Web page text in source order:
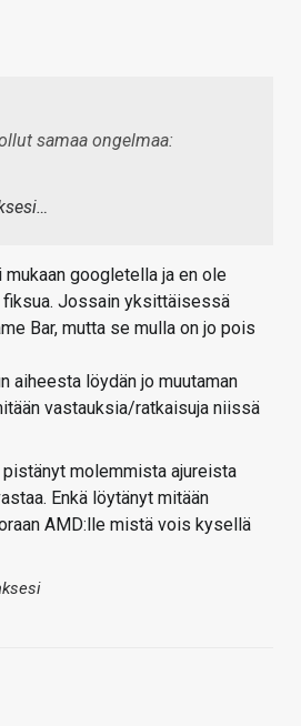
samaa ongelmaa:
mukaan googletella ja en ole
fiksua. Jossain yksittäisessä
Bar, mutta se mulla on jo pois
aiheesta löydän jo muutaman
vastauksia/ratkaisuja niissä
molemmista ajureista
Enkä löytänyt mitään
AMD:lle mistä vois kysellä